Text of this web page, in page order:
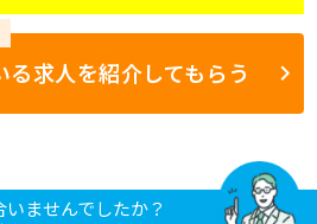
る求人を紹介してもらう
ませんでしたか？